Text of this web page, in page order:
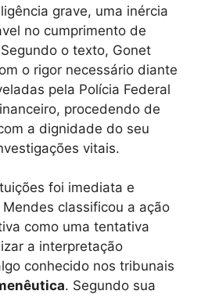
grave, uma inércia
no cumprimento de
o texto, Gonet
o rigor necessário diante
pela Polícia Federal
procedendo de
a dignidade do seu
vitais.
foi imediata e
classificou a ação
como uma tentativa
a interpretação
conhecido nos tribunais
. Segundo sua